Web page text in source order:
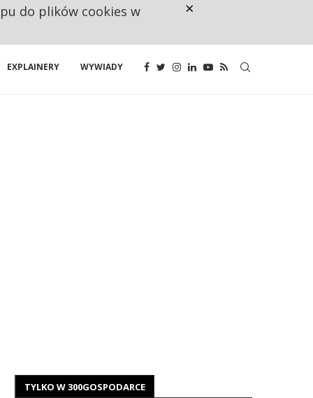
EXPLAINERY WYWIADY
TYLKO W 300GOSPODARCE
do plików cookies w ×